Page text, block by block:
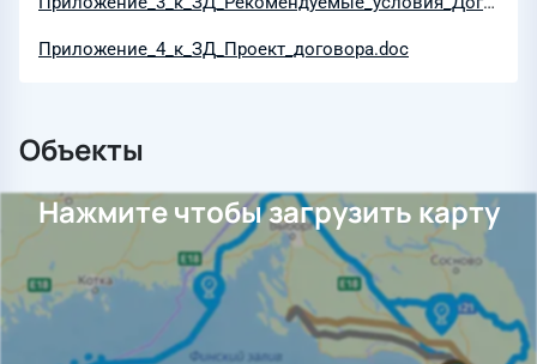
Приложение_4_к_ЗД_Проект_договора.doc
Объекты
Нажмите чтобы загрузить карту